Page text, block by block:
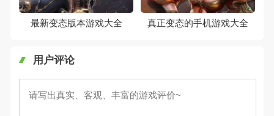
最新变态版本游戏大全 真正变态的手机游戏大全
用户评论